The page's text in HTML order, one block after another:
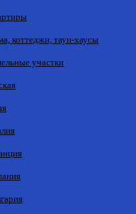
коттеджи, таун-хаусы
участки